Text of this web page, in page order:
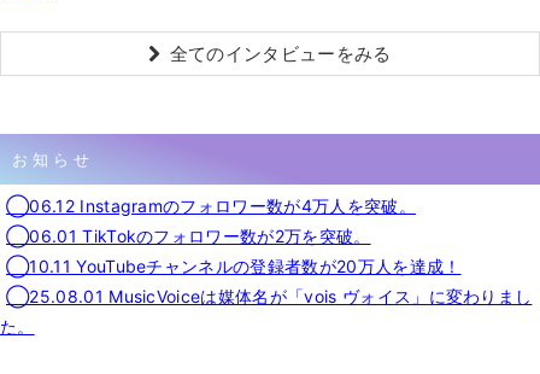
全てのインタビューをみる
お知らせ
◯06.12 Instagramのフォロワー数が4万人を突破。
◯06.01 TikTokのフォロワー数が2万を突破。
◯10.11 YouTubeチャンネルの登録者数が20万人を達成！
◯25.08.01 MusicVoiceは媒体名が「vois ヴォイス」に変わりまし
た。